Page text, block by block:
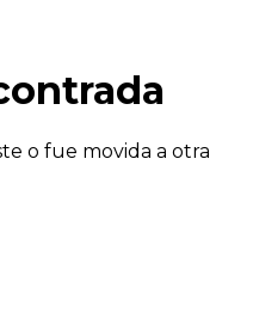
o fue movida a otra